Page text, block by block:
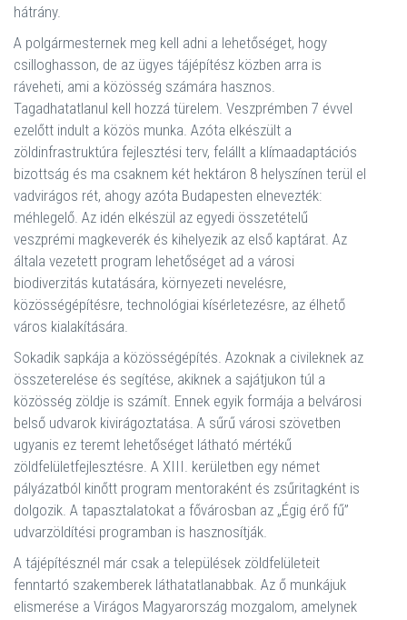
hátrány.
A polgármesternek meg kell adni a lehetőséget, hogy
csilloghasson, de az ügyes tájépítész közben arra is
ráveheti, ami a közösség számára hasznos.
Tagadhatatlanul kell hozzá türelem. Veszprémben 7 évvel
ezelőtt indult a közös munka. Azóta elkészült a
zöldinfrastruktúra fejlesztési terv, felállt a klímaadaptációs
bizottság és ma csaknem két hektáron 8 helyszínen terül el
vadvirágos rét, ahogy azóta Budapesten elnevezték:
méhlegelő. Az idén elkészül az egyedi összetételű
veszprémi magkeverék és kihelyezik az első kaptárat. Az
általa vezetett program lehetőséget ad a városi
biodiverzitás kutatására, környezeti nevelésre,
közösségépítésre, technológiai kísérletezésre, az élhető
város kialakítására.
Sokadik sapkája a közösségépítés. Azoknak a civileknek az
összeterelése és segítése, akiknek a sajátjukon túl a
közösség zöldje is számít. Ennek egyik formája a belvárosi
belső udvarok kivirágoztatása. A sűrű városi szövetben
ugyanis ez teremt lehetőséget látható mértékű
zöldfelületfejlesztésre. A XIII. kerületben egy német
pályázatból kinőtt program mentoraként és zsűritagként is
dolgozik. A tapasztalatokat a fővárosban az „Égig érő fű”
udvarzöldítési programban is hasznosítják.
A tájépítésznél már csak a települések zöldfelületeit
fenntartó szakemberek láthatatlanabbak. Az ő munkájuk
elismerése a Virágos Magyarország mozgalom, amelynek